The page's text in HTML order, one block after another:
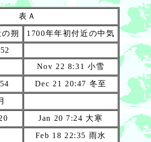
表Ａ
朔
1700年年初付近の中気
Nov 22 8:31 小雪
Dec 21 20:47 冬至
Jan 20 7:24 大寒
Feb 18 22:35 雨水